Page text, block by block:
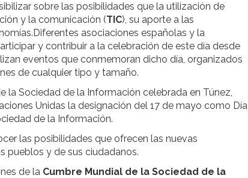
sobre las posibilidades que la utilización de
y la comunicación (TIC), su aporte a las
asociaciones españolas y la
y contribuir a la celebración de este día desde
eventos que conmemoran dicho día, organizados
de cualquier tipo y tamaño.
la Sociedad de la Información celebrada en Túnez,
Unidas la designación del 17 de mayo como Día
de la Información.
las posibilidades que ofrecen las nuevas
pueblos y de sus ciudadanos.
de la Cumbre Mundial de la Sociedad de la